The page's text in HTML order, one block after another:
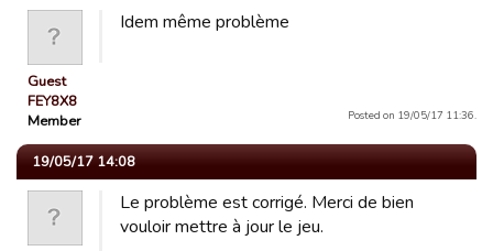
Guest
FEY8X8
Member
Idem même problème
Posted on 19/05/17 11:36.
19/05/17 14:08
Le problème est corrigé. Merci de bien
vouloir mettre à jour le jeu.